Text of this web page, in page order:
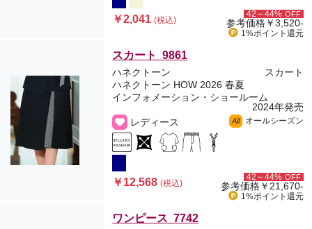
￥2,041(税込)
42～44% OFF
参考価格￥3,520-
1%ポイント 還元
スカート 9861
ハネクトーン
スカート
ハネクトーン HOW 2026 春夏
インフォメーション・ショールーム
2024年発売
レディース
All オールシーズン
￥12,568(税込)
42～44% OFF
参考価格￥21,670-
1%ポイント 還元
ワンピース 7742